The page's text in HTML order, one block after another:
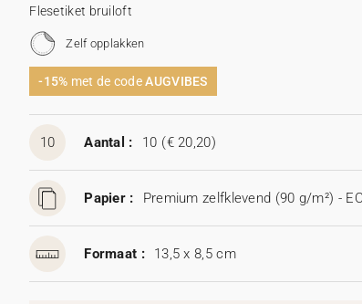
Flesetiket bruiloft
Zelf opplakken
-15% met de codeAUGVIBES
10 Aantal : 10 (€ 20,20)
Papier : Premium zelfklevend (90 g/m²) -
Formaat : 13,5 x 8,5 cm